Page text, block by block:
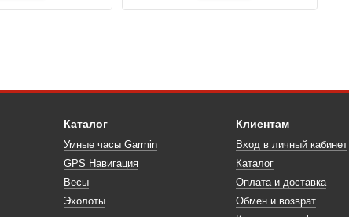
Каталог
Умные часы Garmin
GPS Навигация
Весы
Эхолоты
Клиентам
Вход в личный кабинет
Каталог
Оплата и доставка
Обмен и возврат